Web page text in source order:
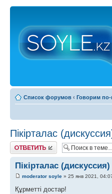
Список форумов ‹ Говорим по-
Пікірталас
Ответить
Пікірталас (дискуссия)
moderator soyle » 25 янв 2021,
Құрметті достар!